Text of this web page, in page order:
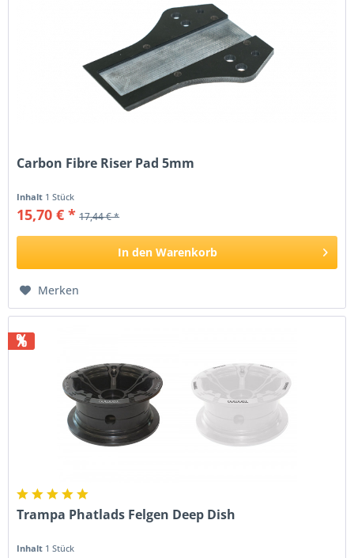
Carbon Fibre Riser Pad 5mm
Inhalt 1 Stück
15,70 € * 17,44 € *
In den Warenkorb
Merken
%
Trampa Phatlads Felgen Deep Dish
Inhalt 1 Stück